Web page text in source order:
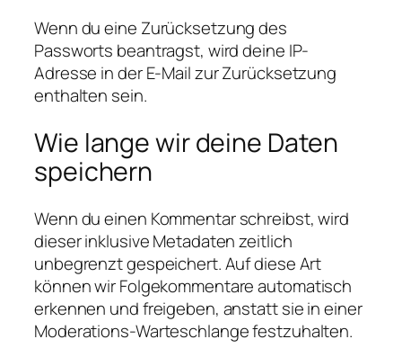
Wenn du eine Zurücksetzung des
Passworts beantragst, wird deine IP-
Adresse in der E-Mail zur Zurücksetzung
enthalten sein.
Wie lange wir deine Daten
speichern
Wenn du einen Kommentar schreibst, wird
dieser inklusive Metadaten zeitlich
unbegrenzt gespeichert. Auf diese Art
können wir Folgekommentare automatisch
erkennen und freigeben, anstatt sie in einer
Moderations-Warteschlange festzuhalten.